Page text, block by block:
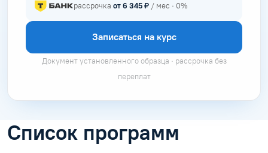
рассрочка от 6 345 ₽ / мес · 0%
Записаться на курс
Документ установленного образца · рассрочка без
переплат
Список программ